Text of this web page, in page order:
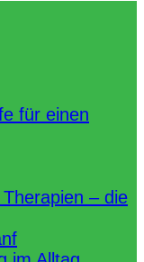
für einen
– die